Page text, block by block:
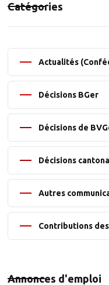
Catégories
Actualités
Décisions BGer
Décisions de
Décisions
Autres
Contributions
Annonces d'emploi